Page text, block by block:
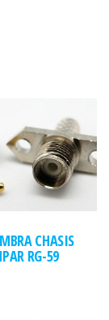
CHASIS
RG-59